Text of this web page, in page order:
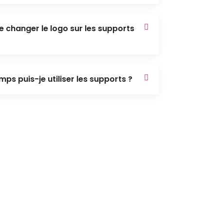
changer le logo sur les supports
puis-je utiliser les supports ?